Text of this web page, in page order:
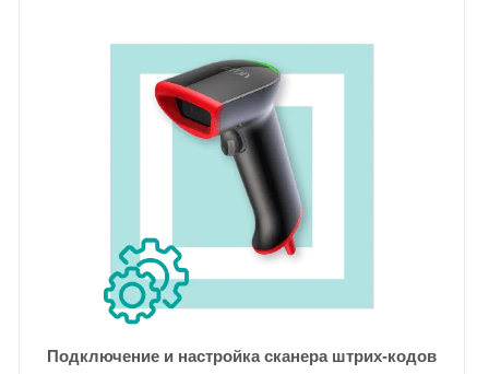
Подключение и настройка сканера штрих-кодов